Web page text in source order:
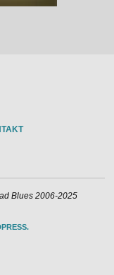
Blues 2006-2025